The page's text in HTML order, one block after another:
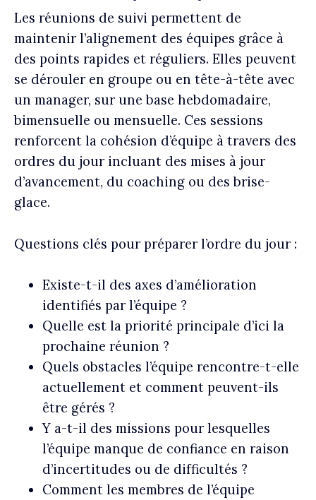
Les réunions de suivi permettent de
maintenir l’alignement des équipes grâce à
des points rapides et réguliers. Elles peuvent
se dérouler en groupe ou en tête-à-tête avec
un manager, sur une base hebdomadaire,
bimensuelle ou mensuelle. Ces sessions
renforcent la cohésion d’équipe à travers des
ordres du jour incluant des mises à jour
d’avancement, du coaching ou des brise-
glace.
Questions clés pour préparer l’ordre du jour :
Existe-t-il des axes d’amélioration
identifiés par l’équipe ?
Quelle est la priorité principale d’ici la
prochaine réunion ?
Quels obstacles l’équipe rencontre-t-elle
actuellement et comment peuvent-ils
être gérés ?
Y a-t-il des missions pour lesquelles
l’équipe manque de confiance en raison
d’incertitudes ou de difficultés ?
Comment les membres de l’équipe